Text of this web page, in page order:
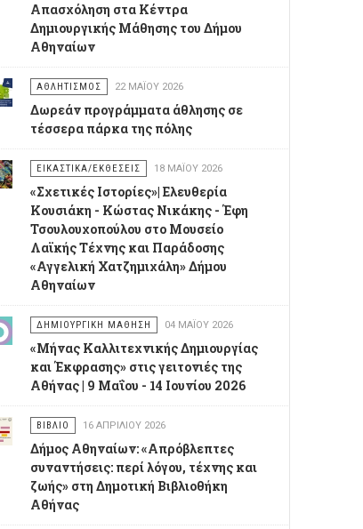
Απασχόληση στα Κέντρα
Δημιουργικής Μάθησης του Δήμου
Αθηναίων
ΑΘΛΗΤΙΣΜΌΣ 22 ΜΑΪ́ΟΥ 2026
Δωρεάν προγράμματα άθλησης σε
τέσσερα πάρκα της πόλης
ΕΙΚΑΣΤΙΚΆ/ΕΚΘΈΣΕΙΣ 18 ΜΑΪ́ΟΥ 2026
«Σχετικές Ιστορίες»| Ελευθερία
Κουσιάκη - Κώστας Νικάκης - Έφη
Τσουλουχοπούλου στο Μουσείο
Λαϊκής Τέχνης και Παράδοσης
«Αγγελική Χατζημιχάλη» Δήμου
Αθηναίων
ΔΗΜΙΟΥΡΓΙΚΉ ΜΆΘΗΣΗ 04 ΜΑΪ́ΟΥ 2026
«Μήνας Καλλιτεχνικής Δημιουργίας
και Έκφρασης» στις γειτονιές της
Αθήνας | 9 Μαΐου - 14 Ιουνίου 2026
ΒΙΒΛΊΟ 16 ΑΠΡΙΛΊΟΥ 2026
Δήμος Αθηναίων: «Απρόβλεπτες
συναντήσεις: περί λόγου, τέχνης και
ζωής» στη Δημοτική Βιβλιοθήκη
Αθήνας